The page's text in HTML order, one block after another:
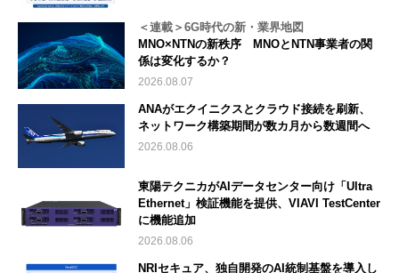
＜連載＞6G時代の新・業界地図
MNO×NTNの新秩序 MNOとNTN事業者の関
係は変化するか？
2026.08.07
ANAがエクイニクスとクラウド接続を刷新、
ネットワーク構築期間が数カ月から数週間へ
2026.08.06
東陽テクニカがAIデータセンター向け「Ultra
Ethernet」検証機能を提供、VIAVI TestCenter
に機能追加
2026.08.06
NRIセキュア、独自開発のAI統制基盤を導入し